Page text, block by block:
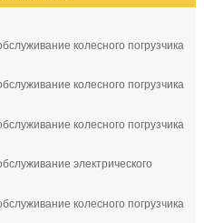
колесного погрузчика
колесного погрузчика
колесного погрузчика
электрического
колесного погрузчика